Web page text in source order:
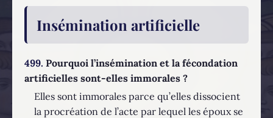
Insémination artificielle
499. Pourquoi l’insémination et la fécondation
artificielles sont-elles immorales ?
Elles sont immorales parce qu’elles dissocient
la procréation de l’acte par lequel les époux se